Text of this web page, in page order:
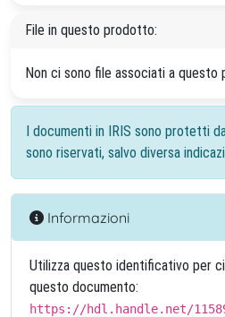
File in questo prodotto:
Non ci sono file associati a questo
I documenti in IRIS sono protetti
sono riservati, salvo diversa
Informazioni
Utilizza questo identificativo per
questo documento:
https://hdl.handle.net/